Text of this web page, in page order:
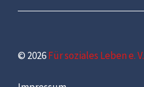
© 2026Für soziales Leben e. V.